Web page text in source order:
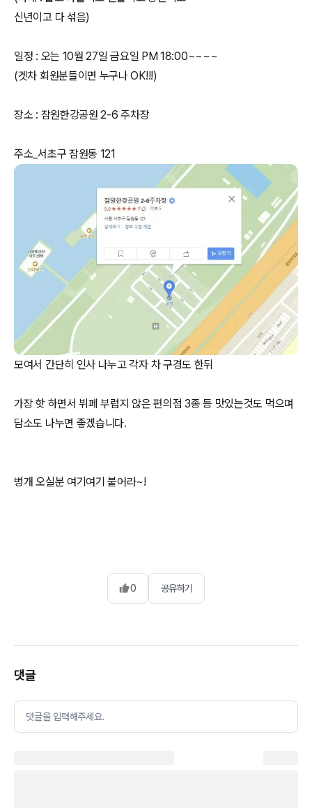
신년이고 다 섞음)
일정 : 오는 10월 27일 금요일 PM 18:00~~~~
(겟차 회원분들이면 누구나 OK!!!)
장소 : 잠원한강공원 2-6 주차장
주소_서초구 잠원동 121
모여서 간단히 인사 나누고 각자 차 구경도 한뒤
가장 핫 하면서 뷔페 부럽지 않은 편의점 3종 등 맛있는것도 먹으며
담소도 나누면 좋겠습니다.
벙개 오실분 여기여기 붙어라~!
0 공유하기
댓글
댓글을 입력해주세요.